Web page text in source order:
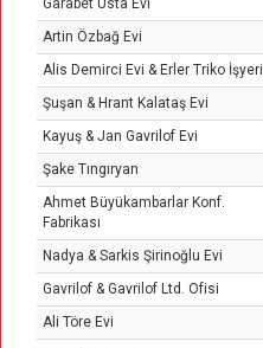
Garabet Usta Evi
Artin Özbağ Evi
Alis Demirci Evi & Erler Triko İşyeri
Şuşan & Hrant Kalataş Evi
Kayuş & Jan Gavrilof Evi
Şake Tıngıryan
Ahmet Büyükambarlar Konf.
Fabrikası
Nadya & Sarkis Şirinoğlu Evi
Gavrilof & Gavrilof Ltd. Ofisi
Ali Töre Evi